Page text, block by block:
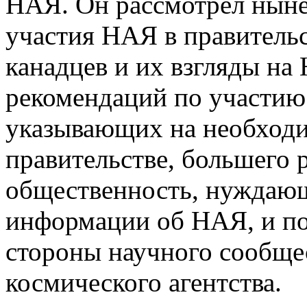
участия НАЯ в
канадцев и их взгляды
рекомендаций по
указывающих на
правительстве, большего
общественность,
информации об НАЯ, и
стороны научного
космического агентства.